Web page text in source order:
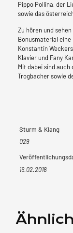
Pippo Pollina, der
sowie das
Zu hören und
Bonusmaterial
Konstantin
Klavier und Fany
Mit dabei sind
Trogbacher sowie
Sturm & Klang
029
16.02.2018